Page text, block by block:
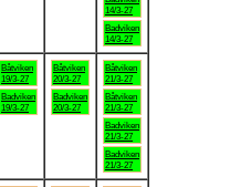
14/3-27
Badviken
14/3-27
Båtviken
19/3-27
Badviken
19/3-27
Båtviken
20/3-27
Badviken
20/3-27
Båtviken
21/3-27
Båtviken
21/3-27
Badviken
21/3-27
Badviken
21/3-27